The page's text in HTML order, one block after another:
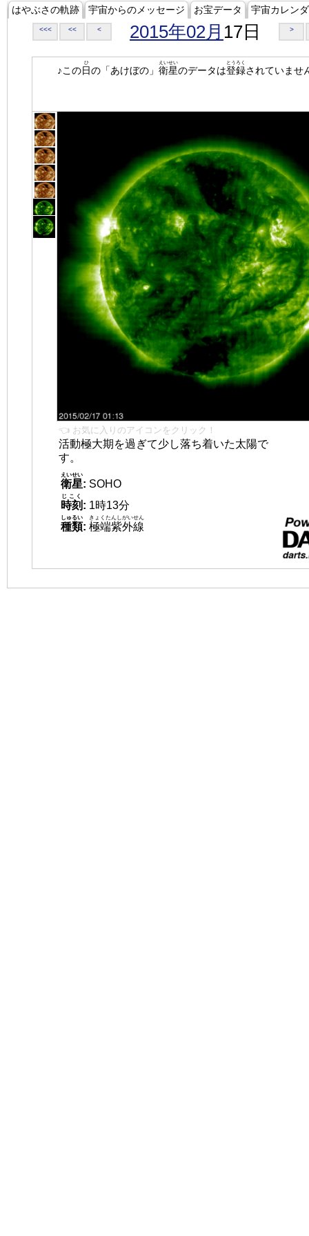
はやぶさの軌跡 宇宙からのメッセージ お宝データ 宇宙カレン
<<< << < 2015年02月 17日 >
♪この日
ひ
の「あけぼの」 衛星
えいせい
のデータは登録
とうろく
されていませ
👈 お気に入りのアイコンをクリック！
活動極大期を過ぎて少し落ち着いた太陽で
す。
衛星
えいせい
: SOHO
時刻
じこく
: 1時13分
種類
しゅるい
: 極端紫外線
きょくたんしがいせん